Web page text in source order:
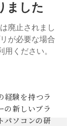
ました
廃止されまし
が必要な場合
ください。
験を持つラ
の新しいブラ
パソコンの研